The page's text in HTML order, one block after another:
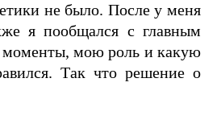
не было. После у меня
я пообщался с главным
моменты, мою роль и какую
Так что решение о